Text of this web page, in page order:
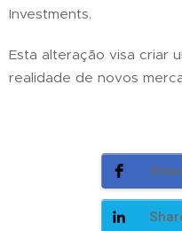
Investments.
Esta alteração visa criar
realidade de novos